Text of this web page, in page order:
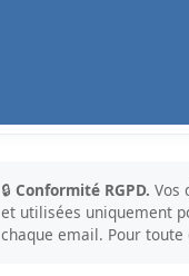
🔒 Conformité RGPD. Vos
et utilisées uniquement
chaque email. Pour toute